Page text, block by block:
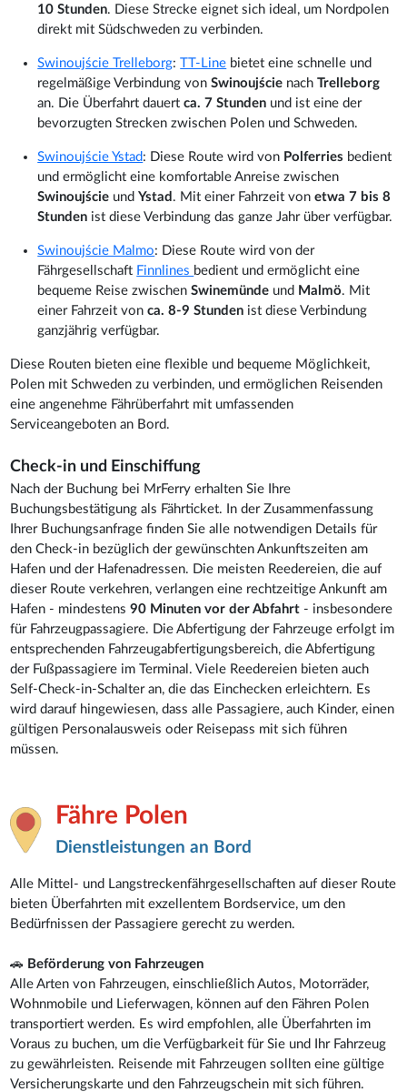
10 Stunden. Diese Strecke eignet sich ideal, um Nordpolen
direkt mit Südschweden zu verbinden.
Swinoujście Trelleborg:TT-Line bietet eine schnelle und
regelmäßige Verbindung vonSwinoujście nachTrelleborg
an. Die Überfahrt dauert ca. 7 Stunden und ist eine der
bevorzugten Strecken zwischen Polen und Schweden.
Swinoujście Ystad : Diese Route wird von Polferries bedient
und ermöglicht eine komfortable Anreise zwischen
Swinoujście undYstad . Mit einer Fahrzeit vonetwa 7 bis 8
Stunden ist diese Verbindung das ganze Jahr über verfügbar.
Swinoujście Malmo: Diese Route wird von der
Fährgesellschaft Finnlines bedient und ermöglicht eine
bequeme Reise zwischenSwinemünde und Malmö. Mit
einer Fahrzeit vonca. 8-9 Stunden ist diese Verbindung
ganzjährig verfügbar.
Diese Routen bieten eine flexible und bequeme Möglichkeit,
Polen mit Schweden zu verbinden, und ermöglichen Reisenden
eine angenehme Fährüberfahrt mit umfassenden
Serviceangeboten an Bord.
Check-in und Einschiffung
Nach der Buchung bei MrFerry erhalten Sie Ihre
Buchungsbestätigung als Fährticket. In der Zusammenfassung
Ihrer Buchungsanfrage finden Sie alle notwendigen Details für
den Check-in bezüglich der gewünschten Ankunftszeiten am
Hafen und der Hafenadressen. Die meisten Reedereien, die auf
dieser Route verkehren, verlangen eine rechtzeitige Ankunft am
Hafen - mindestens90 Minuten vor der Abfahrt - insbesondere
für Fahrzeugpassagiere. Die Abfertigung der Fahrzeuge erfolgt im
entsprechenden Fahrzeugabfertigungsbereich, die Abfertigung
der Fußpassagiere im Terminal. Viele Reedereien bieten auch
Self-Check-in-Schalter an, die das Einchecken erleichtern. Es
wird darauf hingewiesen, dass alle Passagiere, auch Kinder, einen
gültigen Personalausweis oder Reisepass mit sich führen
müssen.
Fähre Polen
Dienstleistungen an Bord
Alle Mittel- und Langstreckenfährgesellschaften auf dieser Route
bieten Überfahrten mit exzellentem Bordservice, um den
Bedürfnissen der Passagiere gerecht zu werden.
🚗 Beförderung von Fahrzeugen
Alle Arten von Fahrzeugen, einschließlich Autos, Motorräder,
Wohnmobile und Lieferwagen, können auf den Fähren Polen
transportiert werden. Es wird empfohlen, alle Überfahrten im
Voraus zu buchen, um die Verfügbarkeit für Sie und Ihr Fahrzeug
zu gewährleisten. Reisende mit Fahrzeugen sollten eine gültige
Versicherungskarte und den Fahrzeugschein mit sich führen.